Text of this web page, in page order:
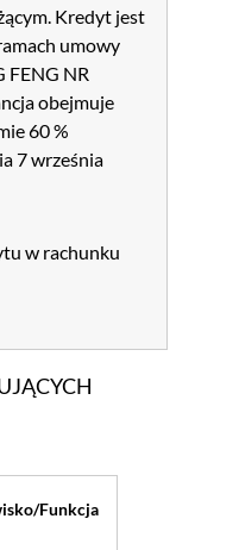
Kredyt jest
umowy
FENG NR
obejmuje
60 %
7 września
w rachunku
Funkcja